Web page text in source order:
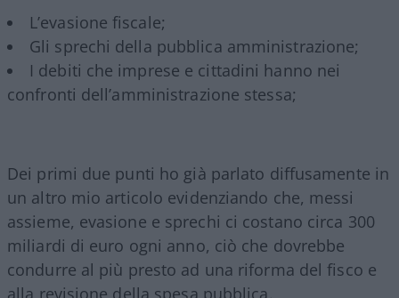
L’evasione fiscale;
Gli sprechi della pubblica amministrazione;
I debiti che imprese e cittadini hanno nei
confronti dell’amministrazione stessa;
Dei primi due punti ho già parlato diffusamente in
un altro mio articolo evidenziando che, messi
assieme, evasione e sprechi ci costano circa 300
miliardi di euro ogni anno, ciò che dovrebbe
condurre al più presto ad una riforma del fisco e
alla revisione della spesa pubblica.